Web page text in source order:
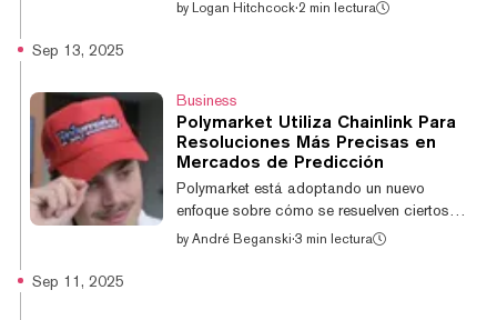
S&P Dow Jones Indices—el responsable del
mantenimiento del S&P 500 y los índices
Dow Jones—se lance antes de fin de año. "Al
impulsar el S&P Digital Markets 50 Index,
Chainlink está habilitando uno de los...
by Logan Hitchcock·2 min lectura
Sep 13, 2025
Business
Polymarket Utiliza Chainlink Para
Resoluciones Más Precisas en
Mercados de Predicción
Polymarket está adoptando un nuevo
enfoque sobre cómo se resuelven ciertos
mercados en su plataforma, otorgando a la
by André Beganski·3 min lectura
Sep 11, 2025